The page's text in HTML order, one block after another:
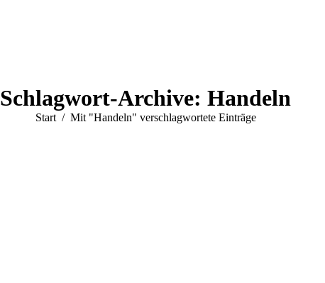
Schlagwort-Archive: Handeln
Sie befinden sich hier:
Start Mit "Handeln" verschlagwortete Einträge